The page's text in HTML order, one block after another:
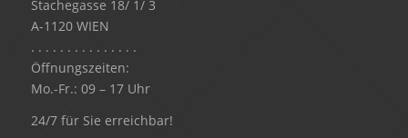
Stachegasse 18/ 1/ 3
A-1120 WIEN
. . . . . . . . . . . . . . .
Öffnungszeiten:
Mo.-Fr.: 09 – 17 Uhr
24/7 für Sie erreichbar!